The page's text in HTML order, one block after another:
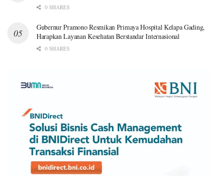
0 SHARES
Gubernur Pramono Resmikan Primaya Hospital Kelapa Gading,
Harapkan Layanan Kesehatan Berstandar Internasional
0 SHARES